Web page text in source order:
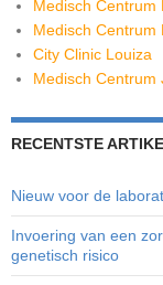
Medisch Centrum
Medisch Centrum
City Clinic Louiza
Medisch Centrum
RECENTSTE
Nieuw voor de
Invoering van een
genetisch risico